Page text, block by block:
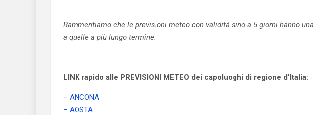
Rammentiamo che le previsioni meteo con validità sino a 5 giorni hanno
a quelle a più lungo termine.
LINK rapido alle PREVISIONI METEO dei capoluoghi di regione d’Italia:
– ANCONA
– AOSTA